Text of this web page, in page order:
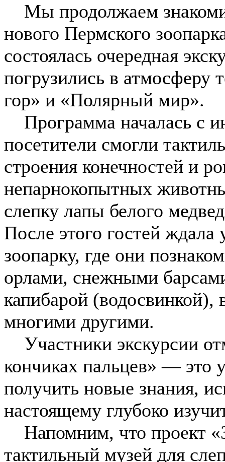
Мы продолжаем
нового Пермского
состоялась очередная
погрузились в атмосферу
гор» и «Полярный мир».
Программа началась с
посетители смогли
строения конечностей и
непарнокопытных
слепку лапы белого
После этого гостей ждала
зоопарку, где они
орлами, снежными
капибарой
многими другими.
Участники экскурсии
кончиках пальцев» — это
получить новые знания,
настоящему глубоко
Напомним, что проект
тактильный музей для